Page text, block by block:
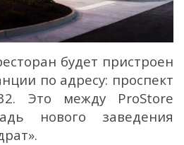
будет пристроен
по адресу: проспект
Это между ProStore
нового заведения